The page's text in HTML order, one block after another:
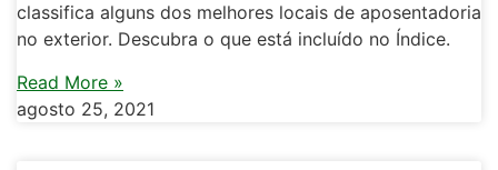
classifica alguns dos melhores locais de aposentadoria
no exterior. Descubra o que está incluído no Índice.
Read More »
agosto 25, 2021